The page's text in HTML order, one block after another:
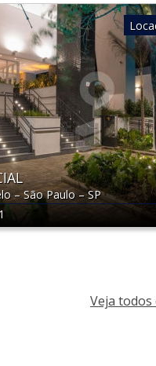
–São Paulo –SP
1
Veja